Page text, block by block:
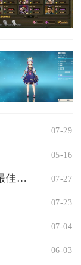
07-29
05-16
如何选择影之刃3魂装备技能心法的最佳搭配组合 07-27
07-23
07-04
06-03